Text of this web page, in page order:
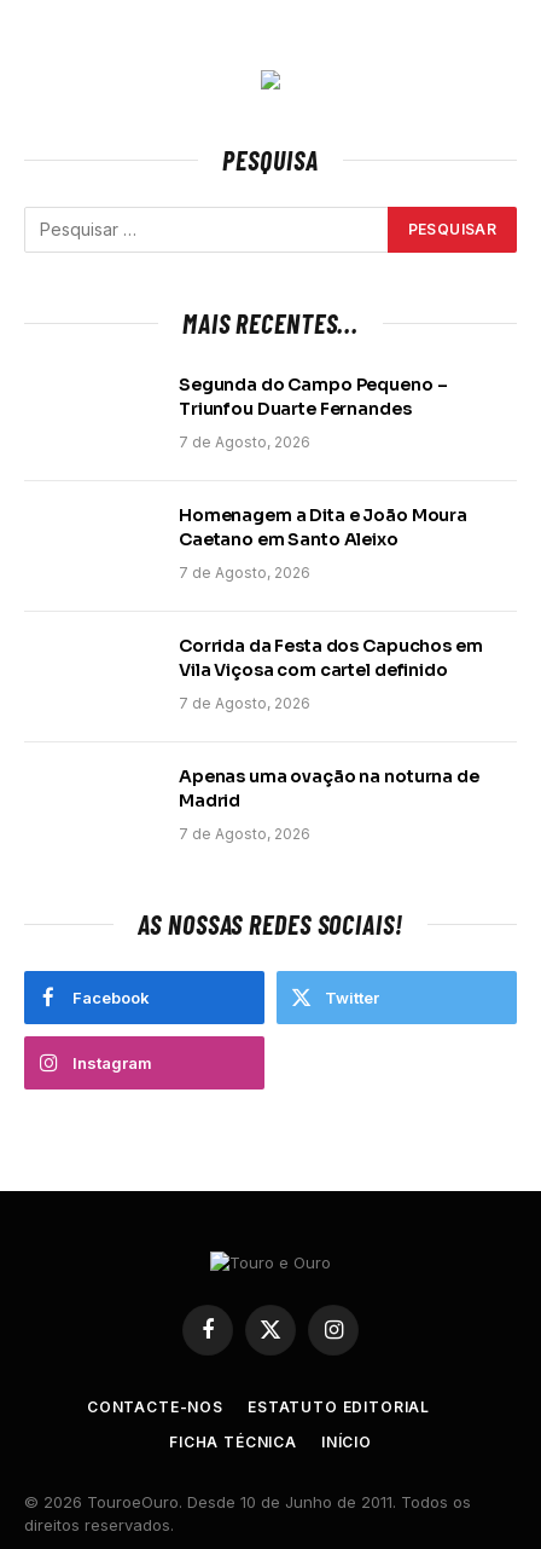
PESQUISA
MAIS RECENTES...
Segunda do Campo Pequeno –
Triunfou Duarte Fernandes
7 de Agosto, 2026
Homenagem a Dita e João Moura
Caetano em Santo Aleixo
7 de Agosto, 2026
Corrida da Festa dos Capuchos em
Vila Viçosa com cartel definido
7 de Agosto, 2026
Apenas uma ovação na noturna de
Madrid
7 de Agosto, 2026
AS NOSSAS REDES SOCIAIS!
Facebook Twitter
Instagram
Facebook
X
(Twitter)
Instagram
CONTACTE-NOS
ESTATUTO EDITORIAL
FICHA TÉCNICA
INÍCIO
© 2026 TouroeOuro. Desde 10 de Junho de 2011. Todos os
direitos reservados.